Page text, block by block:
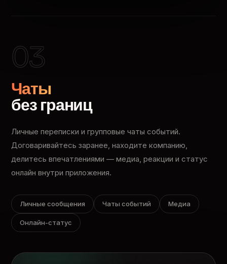
03
Чаты
без границ
Личные переписки и групповые чаты событий.
Договаривайтесь заранее, находите компанию,
делитесь впечатлениями — медиа, реакции и статус
онлайн внутри приложения.
Личные сообщения Чаты событий Медиа
Онлайн-статус